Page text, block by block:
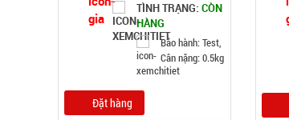
TÌNH TRẠNG: CÒN
HÀNG
Bảo hành: Test,
Cân nặng: 0.5kg
Đặt hàng